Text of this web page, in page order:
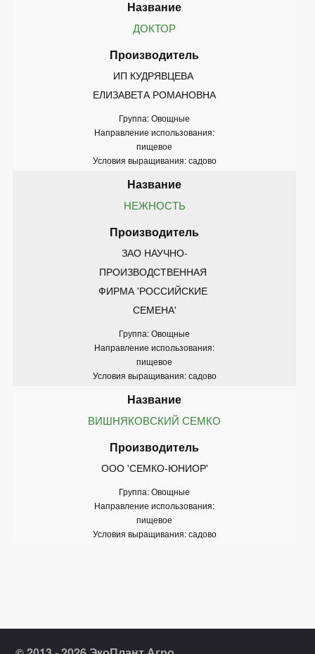
ДОКТОР
ИП КУДРЯВЦЕВА
ЕЛИЗАВЕТА РОМАНОВНА
Группа: Овощные
Направление использования:
пищевое
Условия выращивания: садово
НЕЖНОСТЬ
ЗАО НАУЧНО-
ПРОИЗВОДСТВЕННАЯ
ФИРМА 'РОССИЙСКИЕ
СЕМЕНА'
Группа: Овощные
Направление использования:
пищевое
Условия выращивания: садово
ВИШНЯКОВСКИЙ СЕМКО
ООО 'СЕМКО-ЮНИОР'
Группа: Овощные
Направление использования:
пищевое
Условия выращивания: садово